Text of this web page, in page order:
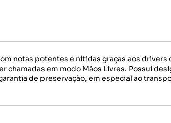
notas potentes e nítidas graças aos
em modo Mãos Livres. Possui
de preservação, em especial ao